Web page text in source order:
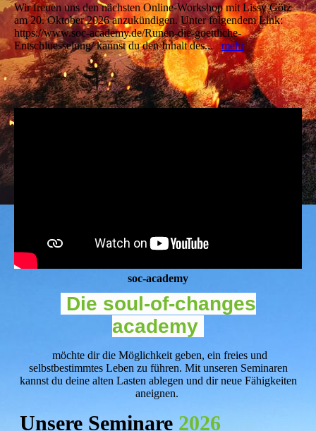
Wir freuen uns den nächsten Online-Workshop mit Lissy Götz
am 20. Oktober 2026 anzukündigen. Unter folgendem Link:
https://www.soc-academy.de/Runen-die-goettliche-
Entschluesselung/ kannst du den Inhalt des...mehr
soc-academy
Die soul-of-changes
academy
möchte dir die Möglichkeit geben, ein freies und
selbstbestimmtes Leben zu führen. Mit unseren Seminaren
kannst du deine alten Lasten ablegen und dir neue Fähigkeiten
aneignen.
Unsere Seminare 2026